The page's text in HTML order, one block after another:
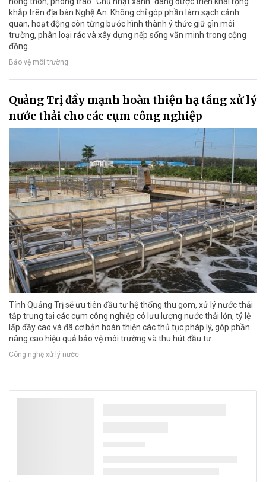
khắp trên địa bàn Nghệ An. Không chỉ góp phần làm sạch cảnh
quan, hoạt động còn từng bước hình thành ý thức giữ gìn môi
trường, phân loại rác và xây dựng nếp sống văn minh trong cộng
đồng.
Bảo vệ môi trường
Quảng Trị đẩy mạnh hoàn thiện hạ tầng xử lý
nước thải cho các cụm công nghiệp
Tỉnh Quảng Trị sẽ ưu tiên đầu tư hệ thống thu gom, xử lý nước thải
tập trung tại các cụm công nghiệp có lưu lượng nước thải lớn, tỷ lệ
lấp đầy cao và đã cơ bản hoàn thiện các thủ tục pháp lý, góp phần
nâng cao hiệu quả bảo vệ môi trường và thu hút đầu tư.
Công nghệ xử lý nước
Phong trào “Chủ nhật xanh” lan tỏa từ đô thị